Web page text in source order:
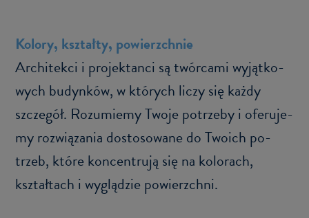
Ko­lo­ry, kształ­ty, po­wierzch­nie
Ar­chi­tek­ci i pro­jek­tan­ci są twór­ca­mi wy­jąt­ko­
wych bu­dyn­ków, w któ­rych liczy się każdy
szcze­gół. Ro­zu­mie­my Twoje po­trze­by i ofe­ru­je­
my roz­wią­za­nia do­sto­so­wa­ne do Two­ich po­
trzeb, które kon­cen­tru­ją się na ko­lo­rach,
kształ­tach i wy­glą­dzie po­wierzch­ni.